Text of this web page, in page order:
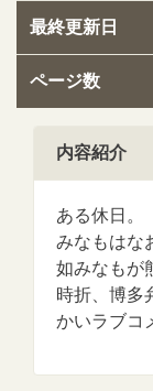
最終更新日
ページ数
内容紹介
ある休日。
みなもはな
如みなも
時折、博多
かいラブコ